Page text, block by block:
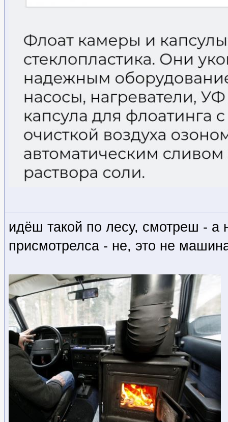
идёш такой по лесу, смотреш - а
присмотрелса - не, это не